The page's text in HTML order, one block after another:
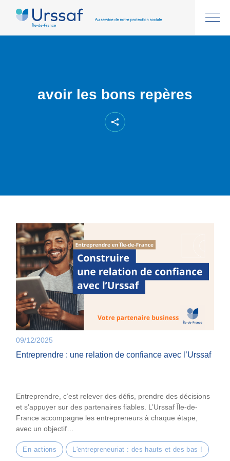
avoir les bons repères
09/12/2025
Entreprendre : une relation de confiance avec l’Urssaf
Entreprendre, c’est relever des défis, prendre des décisions
et s’appuyer sur des partenaires fiables. L’Urssaf Île-de-
France accompagne les entrepreneurs à chaque étape,
avec un objectif…
En actions L'entrepreneuriat : des hauts et des bas !